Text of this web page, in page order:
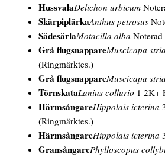
HussvalaDelichon urbicum
SkärpiplärkaAnthus petrosus
SädesärlaMotacilla alba Noterad
Grå flugsnappareMuscicapa
(Ringmärktes.)
Grå flugsnappareMuscicapa
TörnskataLanius collurio 1 2K+
HärmsångareHippolais icterina
(Ringmärktes.)
HärmsångareHippolais icterina
GransångarePhylloscopus